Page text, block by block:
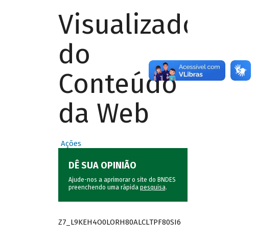
Visualizador
do
Conteúdo
da Web
Ações
DÊ SUA OPINIÃO
Ajude-nos a aprimorar o site do BNDES
preenchendo uma rápida pesquisa.
Z7_L9KEH4O0LORH80ALCLTPF80SI6